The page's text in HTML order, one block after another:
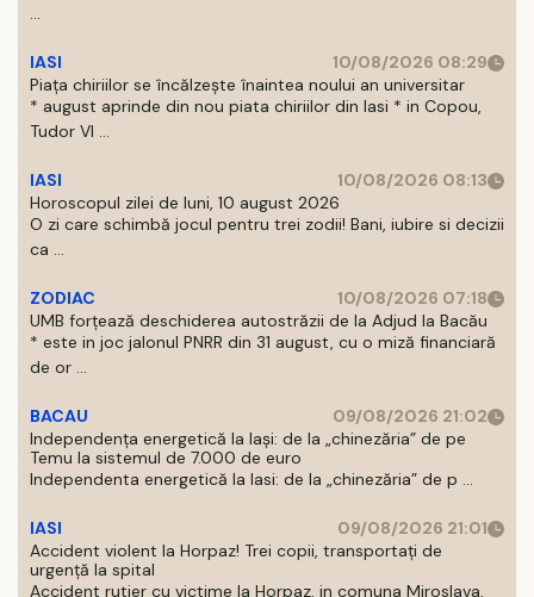
...
IASI
10/08/2026 08:29
Piața chiriilor se încălzește înaintea noului an universitar
* august aprinde din nou piata chiriilor din Iasi * in Copou,
Tudor Vl ...
IASI
10/08/2026 08:13
Horoscopul zilei de luni, 10 august 2026
O zi care schimbă jocul pentru trei zodii! Bani, iubire si decizii
ca ...
ZODIAC
10/08/2026 07:18
UMB forțează deschiderea autostrăzii de la Adjud la Bacău
* este in joc jalonul PNRR din 31 august, cu o miză financiară
de or ...
BACAU
09/08/2026 21:02
Independența energetică la Iași: de la „chinezăria” de pe
Temu la sistemul de 7.000 de euro
Independenta energetică la Iasi: de la „chinezăria” de p ...
IASI
09/08/2026 21:01
Accident violent la Horpaz! Trei copii, transportați de
urgență la spital
Accident rutier cu victime la Horpaz, in comuna Miroslava,